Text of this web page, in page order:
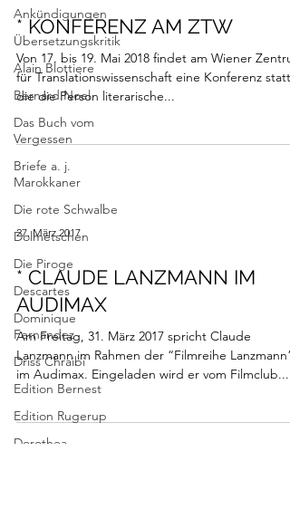
Ankündigungen
Übersetzungskritik
Alain Blottiere
Bernard Noel
Das Buch vom
Vergessen
Briefe a. j.
Marokkaner
Die rote Schwalbe
Dolmetschen
Die Piroge
Descartes
Dominique
Fernandez
Driss Chraibi
Edition Bernest
Edition Rugerup
Dorothea
* KONFERENZ AM ZTW
Von 17. bis 19. Mai 2018 findet am Wiener
für Translationswissenschaft eine Konferenz statt,
die die Person literarische...
27. März 2017
* CLAUDE LANZMANN IM
AUDIMAX
Am Freitag, 31. März 2017 spricht Claude
Lanzmann im Rahmen der “Filmreihe Lanzmann”
im Audimax. Eingeladen wird er vom Filmclub...